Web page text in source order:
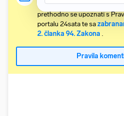
Svaki korisnik koji želi
prethodno se upoznati s
portalu 24sata te sa
2. članka 94. Zakona .
Pravila